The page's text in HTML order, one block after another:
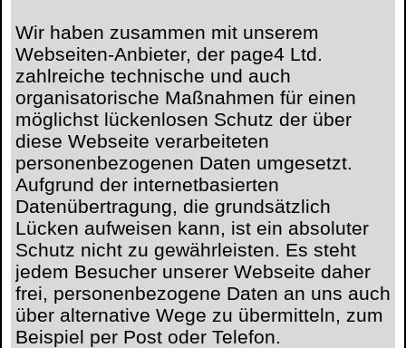
Wir haben zusammen mit unserem
Webseiten-Anbieter, der page4 Ltd.
zahlreiche technische und auch
organisatorische Maßnahmen für einen
möglichst lückenlosen Schutz der über
diese Webseite verarbeiteten
personenbezogenen Daten umgesetzt.
Aufgrund der internetbasierten
Datenübertragung, die grundsätzlich
Lücken aufweisen kann, ist ein absoluter
Schutz nicht zu gewährleisten. Es steht
jedem Besucher unserer Webseite daher
frei, personenbezogene Daten an uns auch
über alternative Wege zu übermitteln, zum
Beispiel per Post oder Telefon.